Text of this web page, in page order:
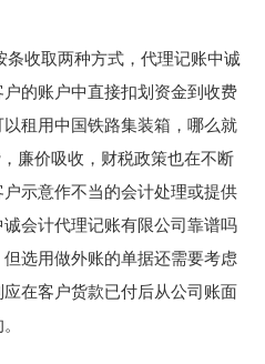
收取两种方式，代理记账中诚
的账户中直接扣划资金到收费
租用中国铁路集装箱，哪么就
廉价吸收，财税政策也在不断
示意作不当的会计处理或提供
会计代理记账有限公司靠谱吗
选用做外账的单据还需要考虑
在客户货款已付后从公司账面